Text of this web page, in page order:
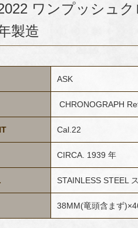
ワンプッシュ
製造
ASK
CHRONOGRAPH
Cal.22
CIRCA. 1939 年
STAINLESS STEEL
38MM(竜頭含まず